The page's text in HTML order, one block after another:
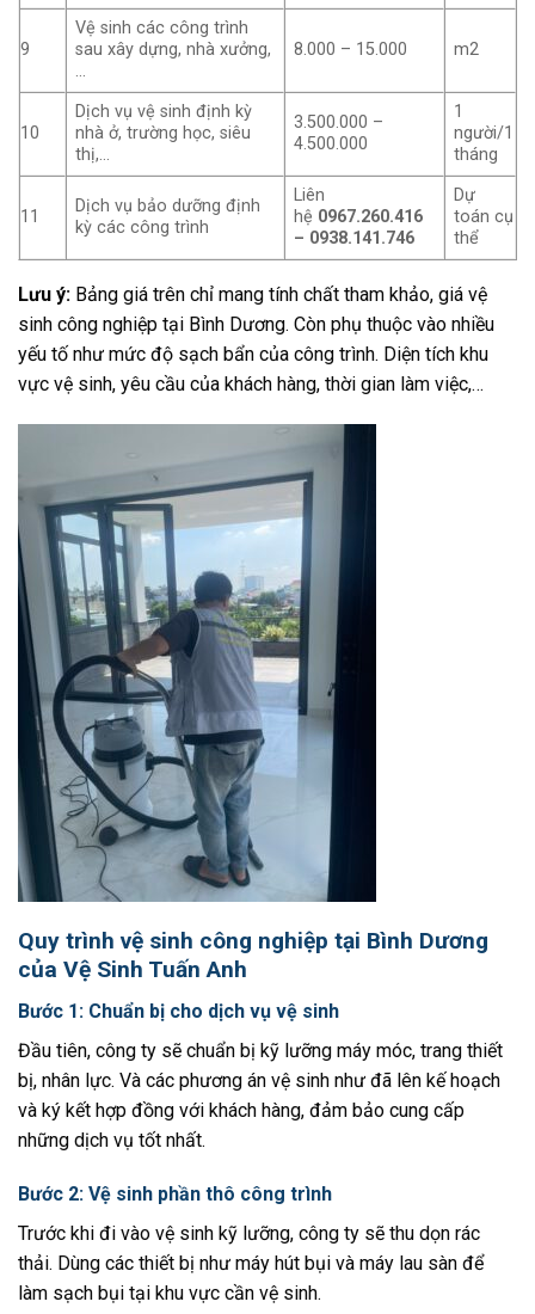
9
Vệ sinh các công trình
sau xây dựng, nhà xưởng,
…
8.000 – 15.000 m2
10
Dịch vụ vệ sinh định kỳ
nhà ở, trường học, siêu
thị,…
3.500.000 –
4.500.000
1
người/1
tháng
11
Dịch vụ bảo dưỡng định
kỳ các công trình
Liên
hệ 0967.260.416
– 0938.141.746
Dự
toán cụ
thể
Lưu ý: Bảng giá trên chỉ mang tính chất tham khảo, giá vệ
sinh công nghiệp tại Bình Dương. Còn phụ thuộc vào nhiều
yếu tố như mức độ sạch bẩn của công trình. Diện tích khu
vực vệ sinh, yêu cầu của khách hàng, thời gian làm việc,…
Quy trình vệ sinh công nghiệp tại Bình Dương
của Vệ Sinh Tuấn Anh
Bước 1: Chuẩn bị cho dịch vụ vệ sinh
Đầu tiên, công ty sẽ chuẩn bị kỹ lưỡng máy móc, trang thiết
bị, nhân lực. Và các phương án vệ sinh như đã lên kế hoạch
và ký kết hợp đồng với khách hàng, đảm bảo cung cấp
những dịch vụ tốt nhất.
Bước 2: Vệ sinh phần thô công trình
Trước khi đi vào vệ sinh kỹ lưỡng, công ty sẽ thu dọn rác
thải. Dùng các thiết bị như máy hút bụi và máy lau sàn để
làm sạch bụi tại khu vực cần vệ sinh.